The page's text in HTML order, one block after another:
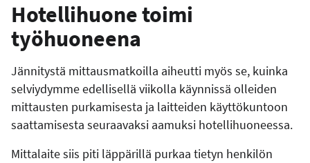
Hotellihuone toimi
työhuoneena
Jännitystä mittausmatkoilla aiheutti myös se, kuinka
selviydymme edellisellä viikolla käynnissä olleiden
mittausten purkamisesta ja laitteiden käyttökuntoon
saattamisesta seuraavaksi aamuksi hotellihuoneessa.
Mittalaite siis piti läppärillä purkaa tietyn henkilön